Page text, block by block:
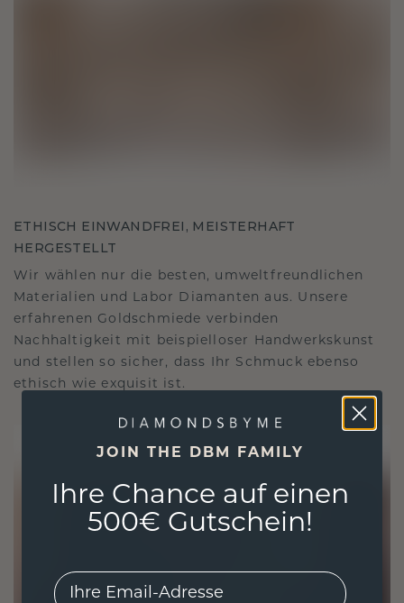
ETHISCH EINWANDFREI, MEISTERHAFT
HERGESTELLT
Wir wählen nur die besten, umweltfreundlichen
Materialien und Labor Diamanten aus. Unsere
erfahrenen Goldschmiede verbinden
Nachhaltigkeit mit beispielloser Handwerkskunst
und stellen so sicher, dass Ihr Schmuck ebenso
ethisch wie exquisit ist.
JOIN THE DBM FAMILY
Ihre Chance auf einen
500€ Gutschein!
EMail